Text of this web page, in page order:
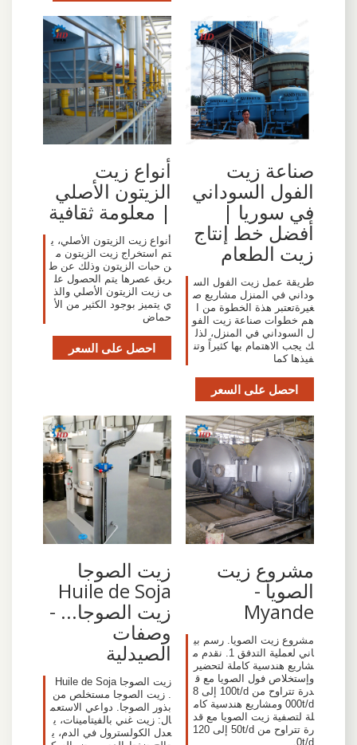
صناعة زيت
الفول السوداني
في سوريا |
أفضل خط إنتاج
زيت الطعام
طريقة عمل زيت الفول الس
وداني في المنزل مشاريع ص
غيرةتعتبر هذة الخطوة من ا
هم خطوات صناعة زيت الفو
ل السوداني في المنزل، لذل
ك يجب الاهتمام بها كثيراً وتن
فيذها كما
احصل على السعر
أنواع زيت
الزيتون الأصلي
| معلومة ثقافية
أنواع زيت الزيتون الأصلي، ي
تم استخراج زيت الزيتون م
ن حبات الزيتون وذلك عن ط
ريق عصرها يتم الحصول عل
ى زيت الزيتون الأصلي والذ
ي يتميز بوجود الكثير من الأ
حماض
احصل على السعر
مشروع زيت
الصويا -
Myande
مشروع زيت الصويا. رسم بي
اني لعملية التدفق 1. نقدم م
شاريع هندسية كاملة لتحضير
وإستخلاص فول الصويا مع ق
درة تتراوح من 100t/d إلى 8
000t/d ومشاريع هندسية كام
لة لتصفية زيت الصويا مع قد
رة تتراوح من 50t/d إلى 120
0t/d.
‫زيت الصوجا
Huile de Soja
زيت الصوجا... -
وصفات
الصيدلية
زيت الصوجا Huile de Soja
. زيت الصوجا مستخلص من
بذور الصوجا. دواعي الاستعم
ال: زيت غني بالفيتامينات، ي
عدل الكولسترول في الدم، ي